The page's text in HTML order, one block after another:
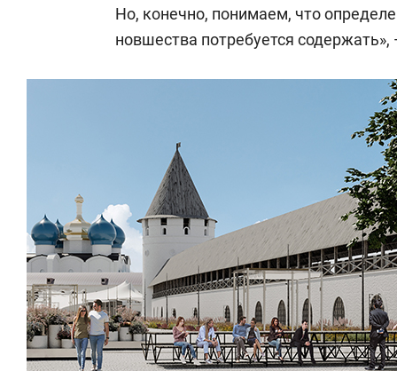
Но, конечно, понимаем, что
новшества потребуется